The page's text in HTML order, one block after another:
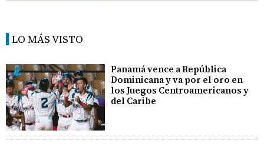
LO MÁS VISTO
Panamá vence a República
Dominicana y va por el oro en
los Juegos Centroamericanos y
del Caribe